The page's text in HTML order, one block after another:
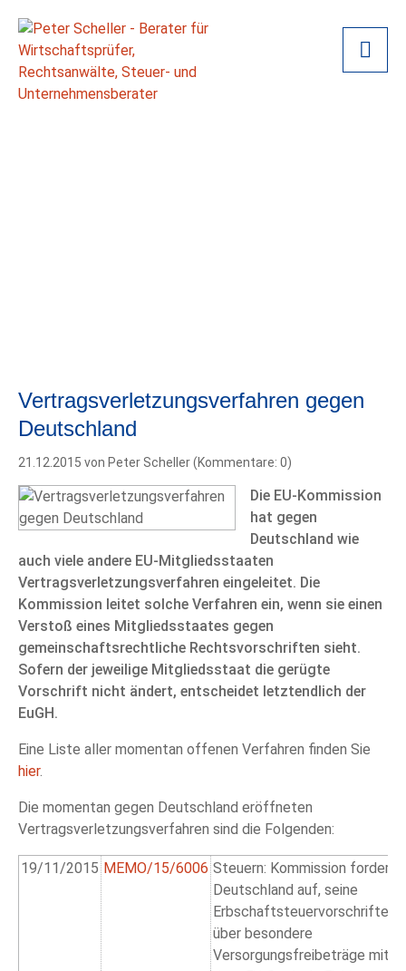
Vertragsverletzungsverfahren gegen
Deutschland
21.12.2015 von Peter Scheller (Kommentare: 0)
Die EU-Kommission
hat gegen
Deutschland wie
auch viele andere EU-Mitgliedsstaaten
Vertragsverletzungsverfahren eingeleitet. Die
Kommission leitet solche Verfahren ein, wenn sie einen
Verstoß eines Mitgliedsstaates gegen
gemeinschaftsrechtliche Rechtsvorschriften sieht.
Sofern der jeweilige Mitgliedsstaat die gerügte
Vorschrift nicht ändert, entscheidet letztendlich der
EuGH.
Eine Liste aller momentan offenen Verfahren finden Sie
hier.
Die momentan gegen Deutschland eröffneten
Vertragsverletzungsverfahren sind die Folgenden:
19/11/2015 MEMO/15/6006 Steuern: Kommission fordert
Deutschland auf, seine
Erbschaftsteuervorschriften
über besondere
Versorgungsfreibeträge mit